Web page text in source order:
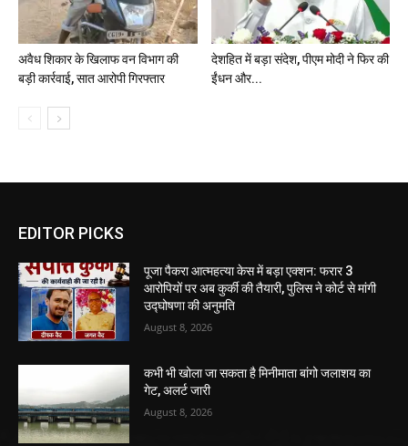
अवैध शिकार के खिलाफ वन विभाग की
बड़ी कार्रवाई, सात आरोपी गिरफ्तार
देशहित में बड़ा संदेश, पीएम मोदी ने फिर की
ईंधन और...
EDITOR PICKS
पूजा पैकरा आत्महत्या केस में बड़ा एक्शन: फरार 3
आरोपियों पर अब कुर्की की तैयारी, पुलिस ने कोर्ट से मांगी
उद्घोषणा की अनुमति
August 8, 2026
कभी भी खोला जा सकता है मिनीमाता बांगो जलाशय का
गेट, अलर्ट जारी
August 8, 2026